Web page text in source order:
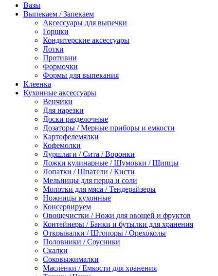
Вазы
Выпекаем / Запекаем
Аксессуары для выпечки
Горшки
Кондитерские аксессуары
Лотки
Противни
Формочки
Формы для выпекания
Клеенка
Кухонные аксессуары
Венчики
Для нарезки
Доски разделочные
Дозаторы / Мерные приборы и емкости
Картофелемялки
Кофемолки
Дуршлаги / Сита / Воронки
Ложки кулинарные / Шумовки / Щипцы
Лопатки / Шпатели / Кисти
Мельницы для перца и соли
Молотки для мяса / Тендерайзеры
Ножницы кухонные
Консервируем
Овощечистки / Ножи для овощей и фруктов
Контейнеры / Банки и бутылки для хранения
Открывалки / Штопоры / Орехоколы
Половники / Соусники
Скалки
Соковыжималки
Масленки / Емкости для хранения